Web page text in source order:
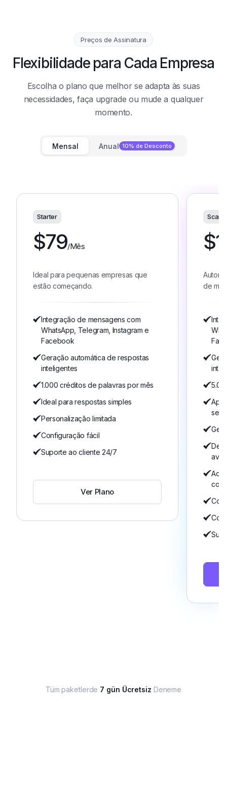
Preços de Assinatura
Flexibilidade para Cada Empresa
Escolha o plano que melhor se adapta às suas
necessidades, faça upgrade ou mude a qualquer
momento.
Mensal Anual 10% de Desconto
Starter
$79/Mês
Ideal para pequenas empresas que
estão começando.
Integração de mensagens com
WhatsApp, Telegram, Instagram e
Facebook
Geração automática de respostas
inteligentes
1.000 créditos de palavras por mês
Ideal para respostas simples
Personalização limitada
Configuração fácil
Suporte ao cliente 24/7
Ver Plano
Scale
$
de
Tüm paketlerde 7 gün Ücretsiz Deneme